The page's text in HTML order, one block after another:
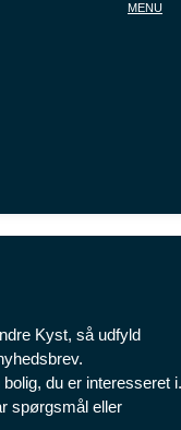
MENU
Kyst, så udfyld
du er interesseret i.
spørgsmål eller